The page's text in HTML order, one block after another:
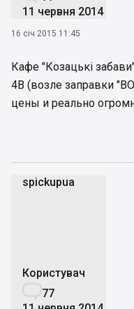
11 червня 2014
16 січ 2015 11:45
Кафе "Козацькі
4В (возле заправки
цены и реально
spickupua
Користувач
77